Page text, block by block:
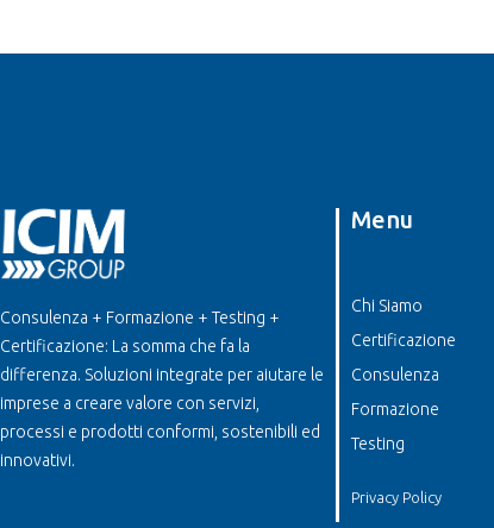
Consulenza + Formazione + Testing +
Certificazione: La somma che fa la
differenza. Soluzioni integrate per aiutare le
imprese a creare valore con servizi,
processi e prodotti conformi, sostenibili ed
innovativi.
Menu
Chi Siamo
Certificazione
Consulenza
Formazione
Testing
Privacy Policy